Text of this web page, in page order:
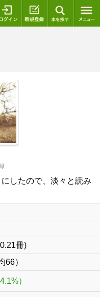
ログイン 新規登録
したので、淡々と読み
冊)
66）
）